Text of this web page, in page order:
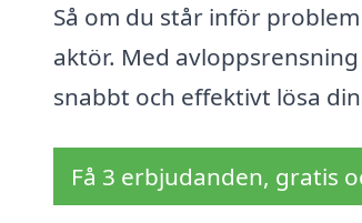
Så om du står inför
aktör. Med
snabbt och effektivt lösa
Få 3 erbjudanden, gratis